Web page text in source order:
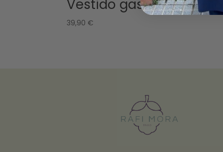
Vestido gasa burdeos
39,90 €